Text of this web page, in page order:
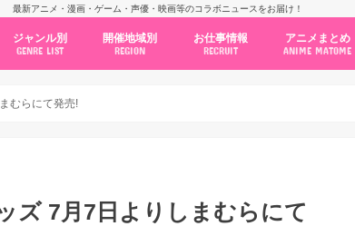
最新アニメ・漫画・ゲーム・声優・映画等のコラボニュースをお届け！
ジャンル別
GENRE LIST
開催地域別
REGION
お仕事情報
RECRUIT
アニメまとめ
ANIME MATOME
むらにて発売!
ズ 7月7日よりしまむらにて